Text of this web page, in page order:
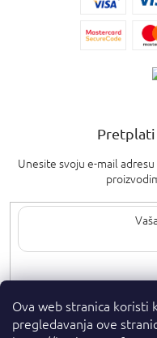
Ova web stranica koristi
pregledavanja ove
Pretplati
Unesite svoju e-mail
Upisom svoje e-